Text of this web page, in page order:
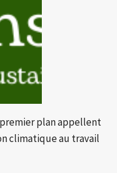
plan appellent
climatique au travail